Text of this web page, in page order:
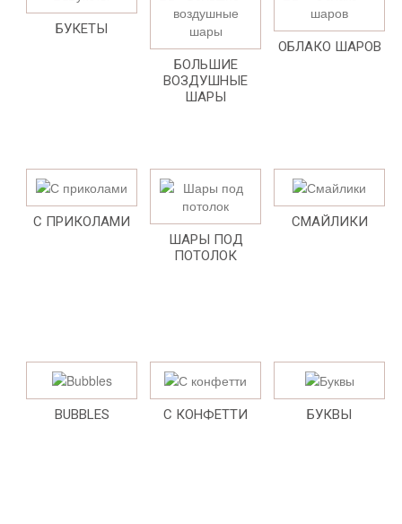
БУКЕТЫ
БОЛЬШИЕ
ВОЗДУШНЫЕ
ШАРЫ
ОБЛАКО ШАРОВ
С ПРИКОЛАМИ
ШАРЫ ПОД
ПОТОЛОК
СМАЙЛИКИ
BUBBLES С КОНФЕТТИ БУКВЫ